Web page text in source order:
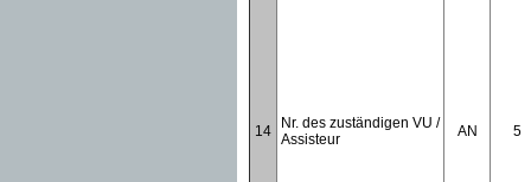
14
Nr. des zuständigen VU /
Assisteur
AN 5